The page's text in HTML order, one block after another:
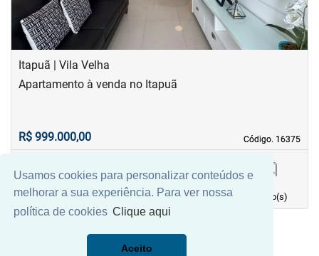
Usamos cookies para personalizar conteúdos e
melhorar a sua experiência. Para ver nossa
política de cookies Clique aqui
AceitoMais Filtros
Itapuã | Vila Velha
Código. 16375
Código. 16375
Apartamento à venda no Itapuã
R$ 999.000,00
Área principal
quarto(s)
Vaga(s)
banho(s)